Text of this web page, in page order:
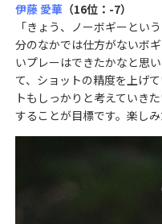
伊藤 愛華（16位：-7）
「きょう、ノーボギーとい
分のなかでは仕方がないボ
いプレーはできたかなと思
て、ショットの精度を上げ
トもしっかりと考えていき
することが目標です。楽しみ